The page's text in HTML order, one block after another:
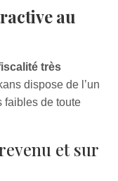
au
très
dispose de l’un
faibles de toute
et sur